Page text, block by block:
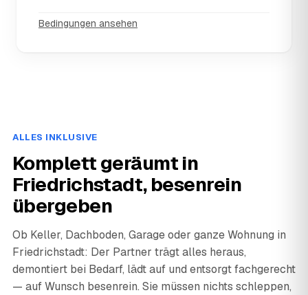
Bedingungen ansehen
ALLES INKLUSIVE
Komplett geräumt in
Friedrichstadt, besenrein
übergeben
Ob Keller, Dachboden, Garage oder ganze Wohnung in
Friedrichstadt: Der Partner trägt alles heraus,
demontiert bei Bedarf, lädt auf und entsorgt fachgerecht
— auf Wunsch besenrein. Sie müssen nichts schleppen,